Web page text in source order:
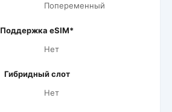
Попеременный
Поддержка eSIM*
Нет
Гибридный слот
Нет